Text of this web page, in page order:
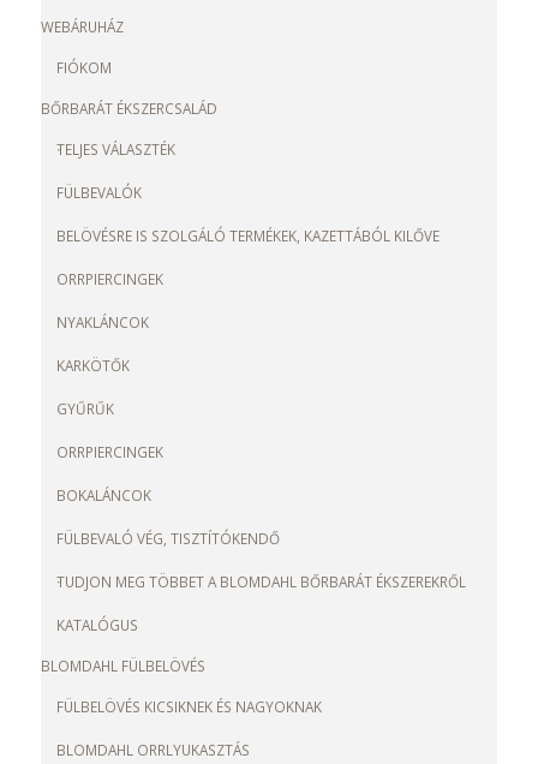
WEBÁRUHÁZ
FIÓKOM
BŐRBARÁT ÉKSZERCSALÁD
TELJES VÁLASZTÉK
FÜLBEVALÓK
BELÖVÉSRE IS SZOLGÁLÓ TERMÉKEK, KAZETTÁBÓL KILŐVE
ORRPIERCINGEK
NYAKLÁNCOK
KARKÖTŐK
GYŰRŰK
ORRPIERCINGEK
BOKALÁNCOK
FÜLBEVALÓ VÉG, TISZTÍTÓKENDŐ
TUDJON MEG TÖBBET A BLOMDAHL BŐRBARÁT ÉKSZEREKRŐL
KATALÓGUS
BLOMDAHL FÜLBELÖVÉS
FÜLBELÖVÉS KICSIKNEK ÉS NAGYOKNAK
BLOMDAHL ORRLYUKASZTÁS